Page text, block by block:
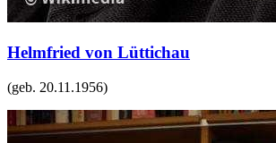
Helmfried von Lüttichau
(geb. 20.11.1956)